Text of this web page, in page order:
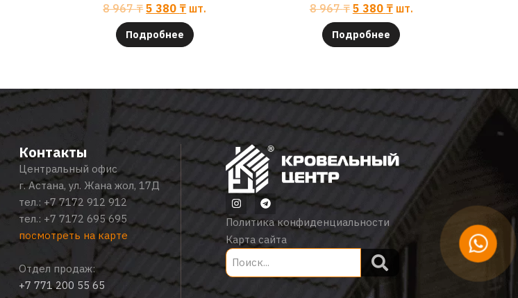
8 967₸ 5 380 ₸ шт.
Подробнее
8 967₸ 5 380 ₸ шт.
Подробнее
Контакты
Центральный офис
г. Астана, ул. Жана жол, 17Д
тел.: +7 7172 912 912
тел.: +7 7172 695 695
посмотреть на карте
Отдел продаж:
+7 771 200 55 65
Политика конфиденциальности
Карта сайта